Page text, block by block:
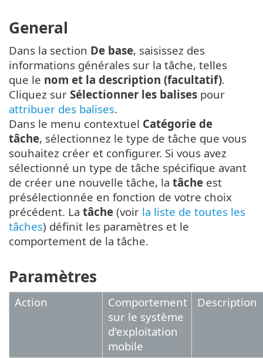
General
Dans la section De base, saisissez des
informations générales sur la tâche, telles
que le nom et la description (facultatif).
Cliquez sur Sélectionner les balises pour
attribuer des balises.
Dans le menu contextuel Catégorie de
tâche, sélectionnez le type de tâche que vous
souhaitez créer et configurer. Si vous avez
sélectionné un type de tâche spécifique avant
de créer une nouvelle tâche, la tâche est
présélectionnée en fonction de votre choix
précédent. La tâche (voir la liste de toutes les
tâches) définit les paramètres et le
comportement de la tâche.
Paramètres
Action
Comportement
sur le système
d'exploitation
mobile
Description